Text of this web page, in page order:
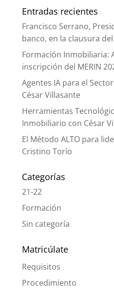
Entradas recientes
Francisco Serrano,
banco, en la clausura del
Formación Inmobiliaria:
inscripción del MERIN
Agentes IA para el
César Villasante
Herramientas
Inmobiliario con César
El Método ALTO para
Cristino Torío
Categorías
21-22
Formación
Sin categoría
Matricúlate
Requisitos
Procedimiento